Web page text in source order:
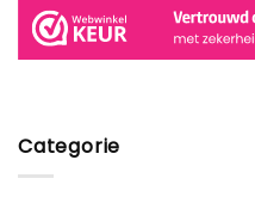
Categorie